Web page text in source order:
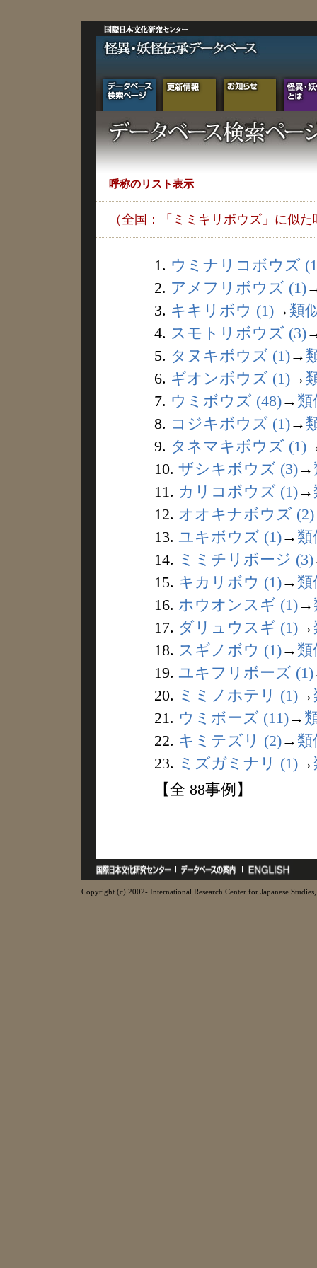
呼称のリスト表示
（全国：「ミミキリボウズ」に似た
1. ウミナリコボウズ
2. アメフリボウズ (1)
3. キキリボウ (1)→ 類
4. スモトリボウズ (3)
5. タヌキボウズ (1)→
6. ギオンボウズ (1)→
7. ウミボウズ (48)→ 類
8. コジキボウズ (1)→
9. タネマキボウズ (1)
10. ザシキボウズ (3)→
11. カリコボウズ (1)→
12. オオキナボウズ (2)
13. ユキボウズ (1)→ 類
14. ミミチリボージ (3)
15. キカリボウ (1)→ 類
16. ホウオンスギ (1)→
17. ダリュウスギ (1)→
18. スギノボウ (1)→ 類
19. ユキフリボーズ (1)
20. ミミノホテリ (1)→
21. ウミボーズ (11)→
22. キミテズリ (2)→ 類
23. ミズガミナリ (1)→
【全 88事例】
Copyright (c) 2002- International Research Center for Japanese